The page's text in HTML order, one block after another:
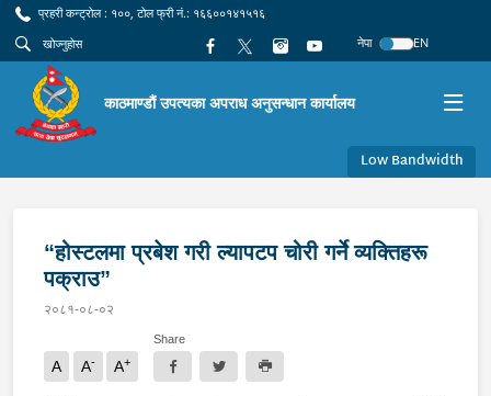
प्रहरी कन्ट्रोल : १००, टोल फ्री नं.: १६६००१४१५१६
नेपा
EN
काठमाण्डौं उपत्यका अपराध अनुसन्धान कार्यालय
Low Bandwidth
“होस्टलमा प्रबेश गरी ल्यापटप चोरी गर्ने व्यक्तिहरू
पक्राउ”
२०८१-०८-०२
A A- A+
Share